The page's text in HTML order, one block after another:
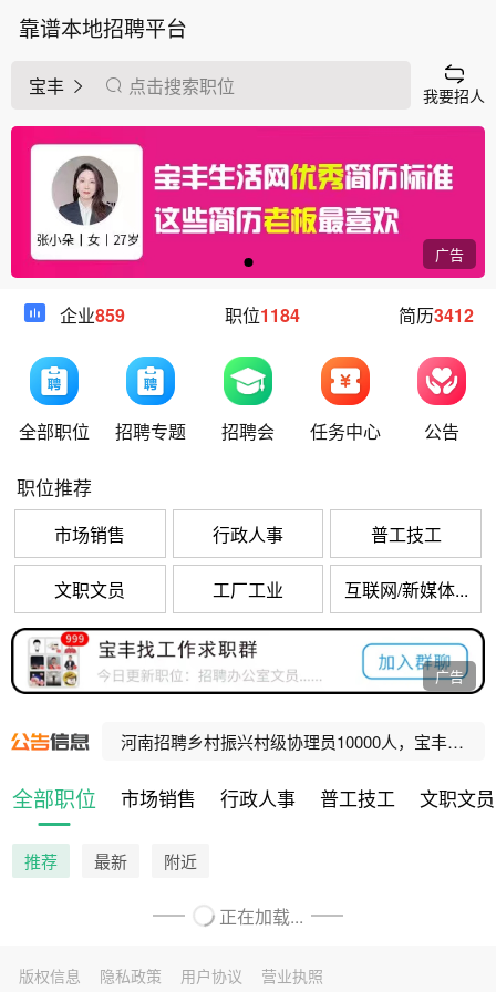
靠谱本地招聘平台
宝丰 点击搜索职位 我要招人
广告
企业859 职位1184 简历3412
全部职位 招聘专题 招聘会 任务中心 公告
职位推荐
市场销售 行政人事 普工技工
文职文员 工厂工业 互联网/新媒体...
广告
宝丰县人民法院公益性岗位招聘公告
宝丰县公办养老机构招聘工作人员公告
宝丰县公办养老机构招聘工作人员公告
全部职位 市场销售 行政人事 普工技工 文职文员
推荐 最新 附近
正在加载...
版权信息 隐私政策 用户协议 营业执照